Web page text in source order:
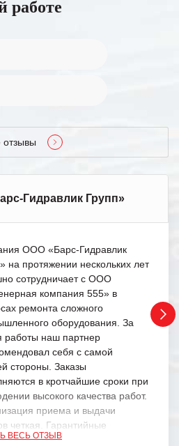
работе
отзывы
Гидравлик Групп»
ООО «Барс-Гидравлик
на протяжении нескольких лет
сотрудничает с ООО
компания 555» в
ремонта сложного
оборудования. За
работы наш партнер
себя с самой
стороны. Заказы
в кротчайшие сроки при
высокого качества работ.
приема и выдачи
четкая. Гарантийные
выполняются в
ВЕСЬ ОТЗЫВ